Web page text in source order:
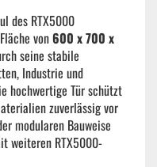
des RTX5000
von600 x 700 x
seine stabile
Industrie und
hochwertige Tür schützt
zuverlässig vor
modularen Bauweise
weiteren RTX5000-